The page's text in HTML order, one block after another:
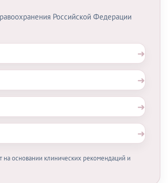
Российской Федерации
➜
➜
➜
➜
на основании клинических рекомендаций и